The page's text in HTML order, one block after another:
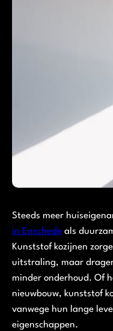
Steeds meer
in Enschede als
Kunststof kozijnen
uitstraling, maar
minder onderhoud. Of
nieuwbouw, kunststof
vanwege hun lange
eigenschappen.